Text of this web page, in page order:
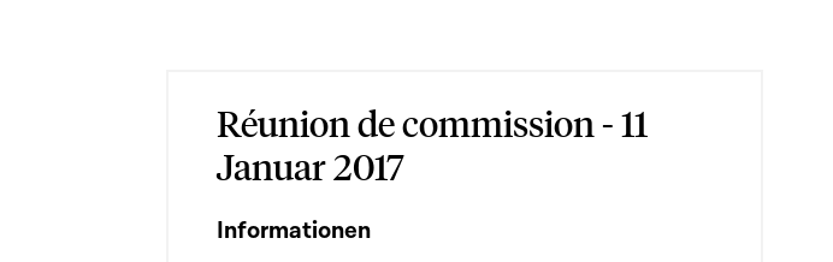
Réunion de commission - 11
Januar 2017
Informationen